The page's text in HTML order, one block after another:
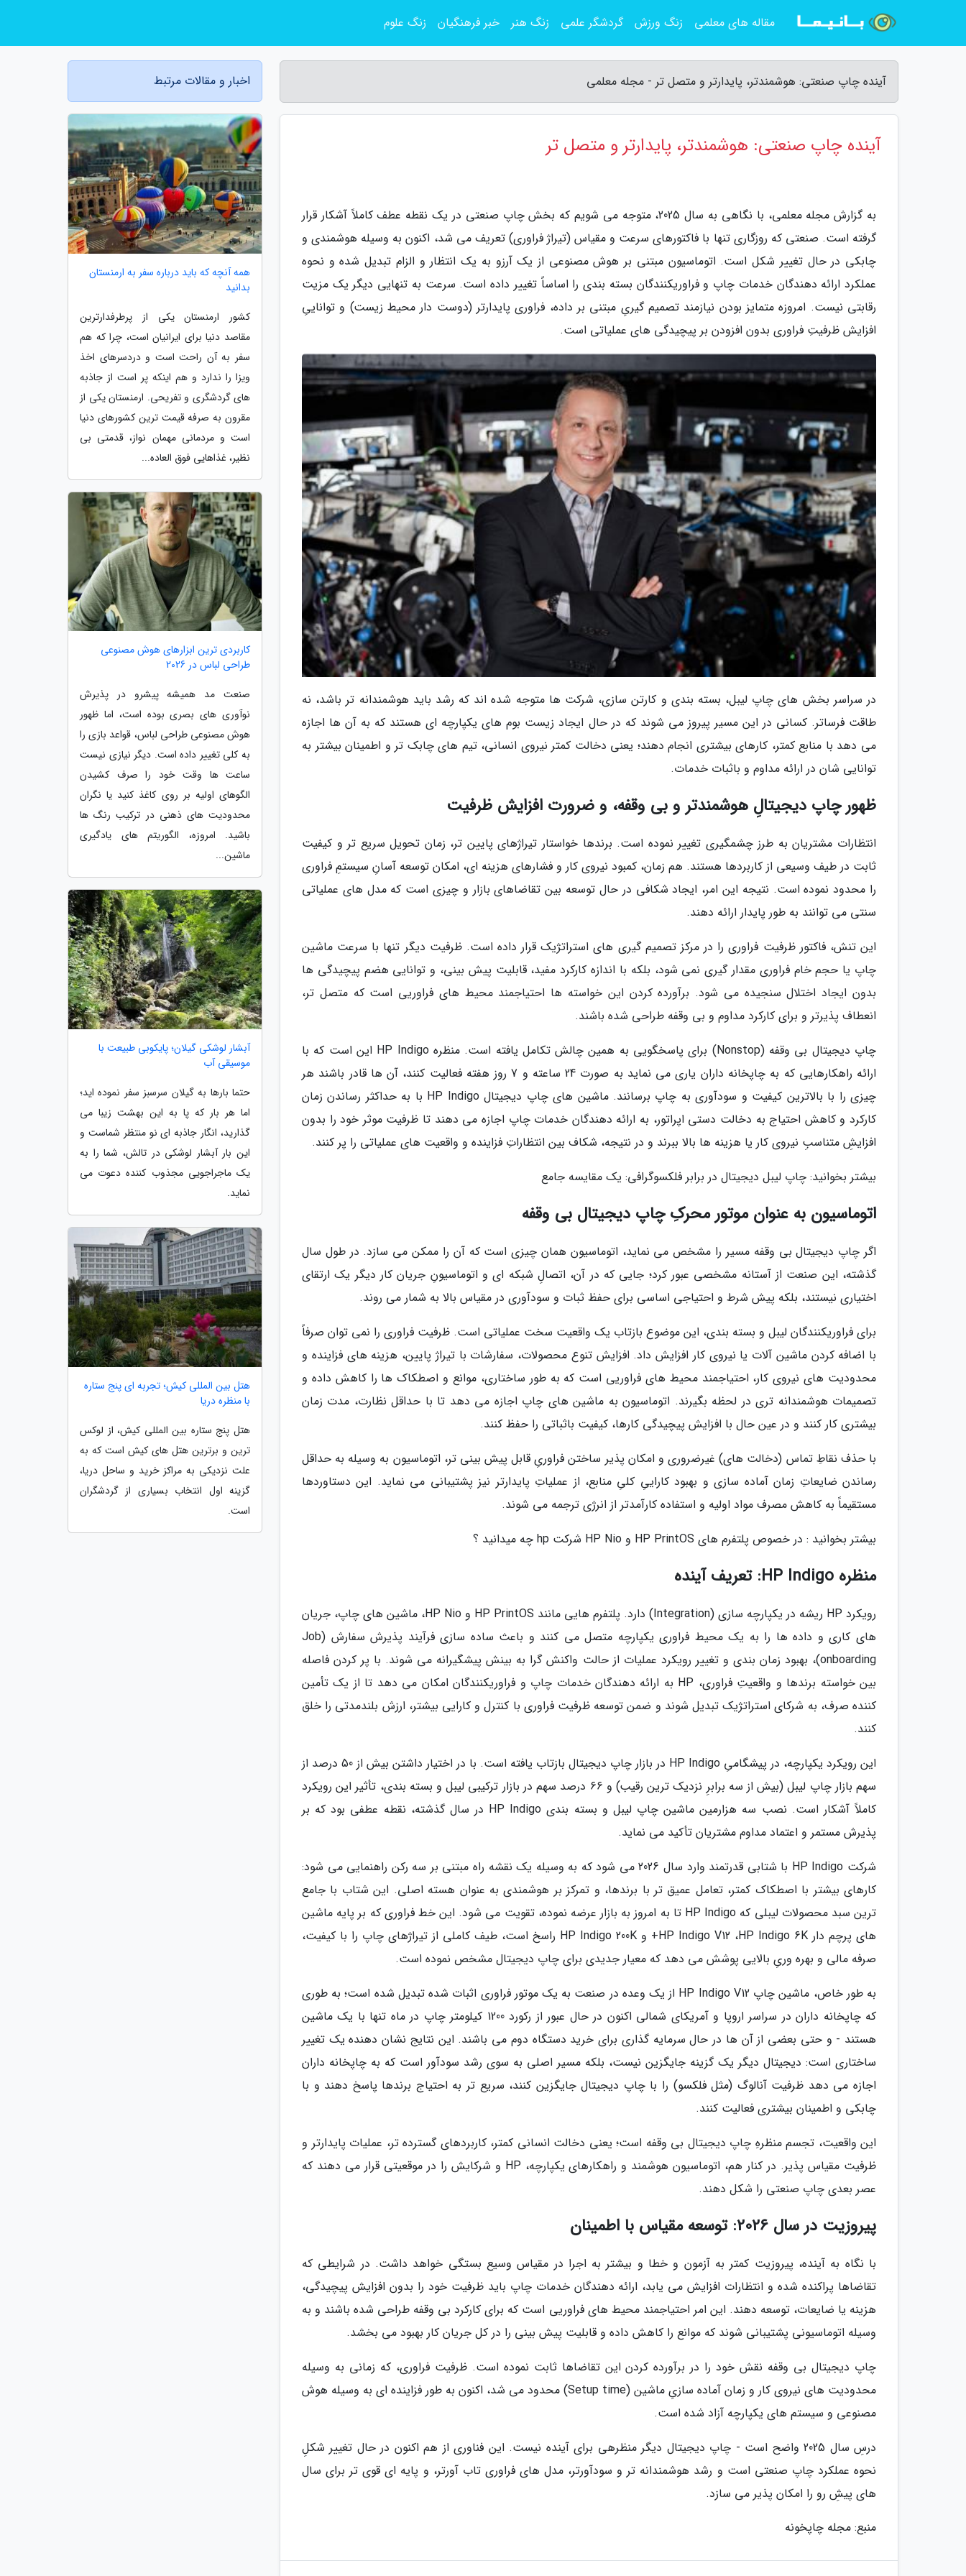
آینده چاپ صنعتی: هوشمندتر، پایدارتر و متصل تر - مجله معلمی
آینده چاپ صنعتی: هوشمندتر، پایدارتر و متصل تر
به گزارش مجله معلمی، با نگاهی به سال 2025، متوجه می شویم که بخش چاپ صنعتی در یک نقطه عطف کاملاً آشکار قرار
گرفته است. صنعتی که روزگاری تنها با فاکتورهای سرعت و مقیاس (تیراژ فراوری) تعریف می شد، اکنون به وسیله هوشمندی و
چابکی در حال تغییر شکل است. اتوماسیون مبتنی بر هوش مصنوعی از یک آرزو به یک انتظار و الزام تبدیل شده و نحوه
عملکرد ارائه دهندگان خدمات چاپ و فراوریکنندگان بسته بندی را اساساً تغییر داده است. سرعت به تنهایی دیگر یک مزیت
رقابتی نیست. امروزه متمایز بودن نیازمند تصمیم گیریِ مبتنی بر داده، فراوری پایدارتر (دوست دار محیط زیست) و تواناییِ
افزایش ظرفیتِ فراوری بدون افزودن بر پیچیدگی های عملیاتی است.
در سراسر بخش های چاپ لیبل، بسته بندی و کارتن سازی، شرکت ها متوجه شده اند که رشد باید هوشمندانه تر باشد، نه
طاقت فرساتر. کسانی در این مسیر پیروز می شوند که در حال ایجاد زیست بوم های یکپارچه ای هستند که به آن ها اجازه
می دهد با منابع کمتر، کارهای بیشتری انجام دهند؛ یعنی دخالت کمتر نیروی انسانی، تیم های چابک تر و اطمینان بیشتر به
توانایی شان در ارائه مداوم و باثبات خدمات.
ظهور چاپ دیجیتالِ هوشمندتر و بی وقفه، و ضرورت افزایش ظرفیت
انتظارات مشتریان به طرز چشمگیری تغییر نموده است. برندها خواستار تیراژهای پایین تر، زمان تحویل سریع تر و کیفیت
ثابت در طیف وسیعی از کاربردها هستند. هم زمان، کمبود نیروی کار و فشارهای هزینه ای، امکان توسعه آسانِ سیستمِ فراوری
را محدود نموده است. نتیجه این امر، ایجاد شکافی در حال توسعه بین تقاضاهای بازار و چیزی است که مدل های عملیاتی
سنتی می توانند به طور پایدار ارائه دهند.
این تنش، فاکتور ظرفیت فراوری را در مرکز تصمیم گیری های استراتژیک قرار داده است. ظرفیت دیگر تنها با سرعت ماشین
چاپ یا حجم خام فراوری مقدار گیری نمی شود، بلکه با اندازه کارکرد مفید، قابلیت پیش بینی، و توانایی هضم پیچیدگی ها
بدون ایجاد اختلال سنجیده می شود. برآورده کردن این خواسته ها احتیاجمند محیط های فراوریی است که متصل تر،
انعطاف پذیرتر و برای کارکرد مداوم و بی وقفه طراحی شده باشند.
چاپ دیجیتال بی وقفه (Nonstop) برای پاسخگویی به همین چالش تکامل یافته است. منظره HP Indigo این است که با
ارائه راهکارهایی که به چاپخانه داران یاری می نماید به صورت 24 ساعته و 7 روز هفته فعالیت کنند، آن ها قادر باشند هر
چیزی را با بالاترین کیفیت و سودآوری به چاپ برسانند. ماشین های چاپ دیجیتال HP Indigo با به حداکثر رساندن زمان
کارکرد و کاهش احتیاج به دخالت دستی اپراتور، به ارائه دهندگان خدمات چاپ اجازه می دهند تا ظرفیت موثر خود را بدون
افزایشِ متناسبِ نیروی کار یا هزینه ها بالا ببرند و در نتیجه، شکاف بین انتظاراتِ فزاینده و واقعیت های عملیاتی را پر کنند.
بیشتر بخوانید: چاپ لیبل دیجیتال در برابر فلکسوگرافی: یک مقایسه جامع
اتوماسیون به عنوان موتور محرکِ چاپ دیجیتال بی وقفه
اگر چاپ دیجیتال بی وقفه مسیر را مشخص می نماید، اتوماسیون همان چیزی است که آن را ممکن می سازد. در طول سال
گذشته، این صنعت از آستانه مشخصی عبور کرد؛ جایی که در آن، اتصالِ شبکه ای و اتوماسیونِ جریان کار دیگر یک ارتقای
اختیاری نیستند، بلکه پیش شرط و احتیاجی اساسی برای حفظ ثبات و سودآوری در مقیاس بالا به شمار می روند.
برای فراوریکنندگان لیبل و بسته بندی، این موضوع بازتاب یک واقعیت سخت عملیاتی است. ظرفیت فراوری را نمی توان صرفاً
با اضافه کردن ماشین آلات یا نیروی کار افزایش داد. افزایش تنوع محصولات، سفارشات با تیراژ پایین، هزینه های فزاینده و
محدودیت های نیروی کار، احتیاجمند محیط های فراوریی است که به طور ساختاری، موانع و اصطکاک ها را کاهش داده و
تصمیمات هوشمندانه تری در لحظه بگیرند. اتوماسیون به ماشین های چاپ اجازه می دهد تا با حداقل نظارت، مدت زمان
بیشتری کار کنند و در عین حال با افزایش پیچیدگی کارها، کیفیت باثباتی را حفظ کنند.
با حذف نقاطِ تماس (دخالت های) غیرضروری و امکان پذیر ساختن فراوریِ قابل پیش بینی تر، اتوماسیون به وسیله به حداقل
رساندن ضایعاتِ زمان آماده سازی و بهبود کاراییِ کلیِ منابع، از عملیاتِ پایدارتر نیز پشتیبانی می نماید. این دستاوردها
مستقیماً به کاهش مصرف مواد اولیه و استفاده کارآمدتر از انرژی ترجمه می شوند.
بیشتر بخوانید : در خصوص پلتفرم های HP PrintOS و HP Nio شرکت hp چه میدانید ؟
منظره HP Indigo: تعریف آینده
رویکرد HP ریشه در یکپارچه سازی (Integration) دارد. پلتفرم هایی مانند HP PrintOS و HP Nio، ماشین های چاپ، جریان
های کاری و داده ها را به یک محیط فراوری یکپارچه متصل می کنند و باعث ساده سازی فرآیند پذیرش سفارش (Job
onboarding)، بهبود زمان بندی و تغییر رویکرد عملیات از حالت واکنش گرا به بینش پیشگیرانه می شوند. با پر کردن فاصله
بین خواسته برندها و واقعیتِ فراوری، HP به ارائه دهندگان خدمات چاپ و فراوریکنندگان امکان می دهد تا از یک تأمین
کننده صرف، به شرکای استراتژیک تبدیل شوند و ضمن توسعه ظرفیت فراوری با کنترل و کارایی بیشتر، ارزش بلندمدتی را خلق
کنند.
این رویکرد یکپارچه، در پیشگامیِ HP Indigo در بازار چاپ دیجیتال بازتاب یافته است. با در اختیار داشتن بیش از 50 درصد از
سهم بازار چاپ لیبل (بیش از سه برابرِ نزدیک ترین رقیب) و 66 درصد سهم در بازار ترکیبی لیبل و بسته بندی، تأثیر این رویکرد
کاملاً آشکار است. نصب سه هزارمین ماشین چاپ لیبل و بسته بندی HP Indigo در سال گذشته، نقطه عطفی بود که بر
پذیرش مستمر و اعتماد مداوم مشتریان تأکید می نماید.
شرکت HP Indigo با شتابی قدرتمند وارد سال 2026 می شود که به وسیله یک نقشه راه مبتنی بر سه رکن راهنمایی می شود:
کارهای بیشتر با اصطکاک کمتر، تعامل عمیق تر با برندها، و تمرکز بر هوشمندی به عنوان هسته اصلی. این شتاب با جامع
ترین سبد محصولات لیبلی که HP Indigo تا به امروز به بازار عرضه نموده، تقویت می شود. این خط فراوری که بر پایه ماشین
های پرچم دار HP Indigo V12 ،HP Indigo 6K+ و HP Indigo 200K راسخ است، طیف کاملی از تیراژهای چاپ را با کیفیت،
صرفه مالی و بهره وریِ بالایی پوشش می دهد که معیار جدیدی برای چاپ دیجیتال مشخص نموده است.
به طور خاص، ماشین چاپ HP Indigo V12 از یک وعده در صنعت به یک موتور فراوری اثبات شده تبدیل شده است؛ به طوری
که چاپخانه داران در سراسر اروپا و آمریکای شمالی اکنون در حال عبور از رکورد 1200 کیلومتر چاپ در ماه تنها با یک ماشین
هستند - و حتی بعضی از آن ها در حال سرمایه گذاری برای خرید دستگاه دوم می باشند. این نتایج نشان دهنده یک تغییر
ساختاری است: دیجیتال دیگر یک گزینه جایگزین نیست، بلکه مسیر اصلی به سوی رشد سودآور است که به چاپخانه داران
اجازه می دهد ظرفیت آنالوگ (مثل فلکسو) را با چاپ دیجیتال جایگزین کنند، سریع تر به احتیاج برندها پاسخ دهند و با
چابکی و اطمینان بیشتری فعالیت کنند.
این واقعیت، تجسم منظرهِ چاپ دیجیتال بی وقفه است؛ یعنی دخالت انسانی کمتر، کاربردهای گسترده تر، عملیات پایدارتر و
ظرفیت مقیاس پذیر. در کنار هم، اتوماسیون هوشمند و راهکارهای یکپارچه، HP و شرکایش را در موقعیتی قرار می دهند که
عصر بعدی چاپ صنعتی را شکل دهند.
پیروزیت در سال 2026: توسعه مقیاس با اطمینان
با نگاه به آینده، پیروزیت کمتر به آزمون و خطا و بیشتر به اجرا در مقیاس وسیع بستگی خواهد داشت. در شرایطی که
تقاضاها پراکنده شده و انتظارات افزایش می یابد، ارائه دهندگان خدمات چاپ باید ظرفیت خود را بدون افزایش پیچیدگی،
هزینه یا ضایعات، توسعه دهند. این امر احتیاجمند محیط های فراوریی است که برای کارکرد بی وقفه طراحی شده باشند و به
وسیله اتوماسیونی پشتیبانی شوند که موانع را کاهش داده و قابلیت پیش بینی را در کل جریان کار بهبود می بخشد.
چاپ دیجیتال بی وقفه نقش خود را در برآورده کردن این تقاضاها ثابت نموده است. ظرفیت فراوری، که زمانی به وسیله
محدودیت های نیروی کار و زمان آماده سازیِ ماشین (Setup time) محدود می شد، اکنون به طور فزاینده ای به وسیله هوش
مصنوعی و سیستم های یکپارچه آزاد شده است.
درسِ سال 2025 واضح است - چاپ دیجیتال دیگر منظرهی برای آینده نیست. این فناوری از هم اکنون در حال تغییر شکلِ
نحوه عملکرد چاپ صنعتی است و رشد هوشمندانه تر و سودآورتر، مدل های فراوری تاب آورتر، و پایه ای قوی تر برای سال
های پیشِ رو را امکان پذیر می سازد.
منبع: مجله چاپخونه
اخبار و مقالات مرتبط
همه آنچه که باید درباره سفر به ارمنستان
بدانید
کشور ارمنستان یکی از پرطرفدارترین
مقاصد دنیا برای ایرانیان است، چرا که هم
سفر به آن راحت است و دردسرهای اخذ
ویزا را ندارد و هم اینکه پر است از جاذبه
های گردشگری و تفریحی. ارمنستان یکی از
مقرون به صرفه قیمت ترین کشورهای دنیا
است و مردمانی مهمان نواز، قدمتی بی
نظیر، غذاهایی فوق العاده...
کاربردی ترین ابزارهای هوش مصنوعی
طراحی لباس در 2026
صنعت مد همیشه پیشرو در پذیرش
نوآوری های بصری بوده است، اما ظهور
هوش مصنوعی طراحی لباس، قواعد بازی را
به کلی تغییر داده است. دیگر نیازی نیست
ساعت ها وقت خود را صرف کشیدن
الگوهای اولیه بر روی کاغذ کنید یا نگران
محدودیت های ذهنی در ترکیب رنگ ها
باشید. امروزه، الگوریتم های یادگیری
ماشین...
آبشار لوشکی گیلان؛ پایکوبی طبیعت با
موسیقی آب
حتما بارها به گیلان سرسبز سفر نموده اید؛
اما هر بار که پا به این بهشت زیبا می
گذارید، انگار جاذبه ای نو منتظر شماست و
این بار آبشار لوشکی در تالش، شما را به
یک ماجراجویی مجذوب کننده دعوت می
نماید.
هتل بین المللی کیش؛ تجربه ای پنج ستاره
با منظره دریا
هتل پنج ستاره بین المللی کیش، از لوکس
ترین و برترین هتل های کیش است که به
علت نزدیکی به مراکز خرید و ساحل دریا،
گزینه اول انتخاب بسیاری از گردشگران
است.
مقاله های معلمی زنگ ورزش گردشگر علمی زنگ هنر خبر فرهنگیان زنگ علوم